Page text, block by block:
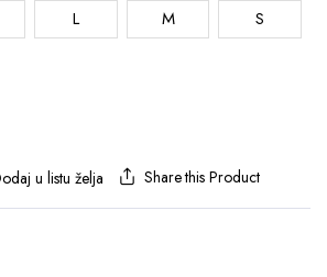
L M
S
u listu želja Share this Product